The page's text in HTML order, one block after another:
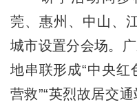
莞、惠州、中山、
城市设置分会场。
地串联形成“中央红
营救”“英烈故居交